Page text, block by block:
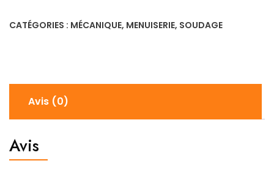
240v
CATÉGORIES : MÉCANIQUE, MENUISERIE, SOUDAGE
Avis (0)
Avis